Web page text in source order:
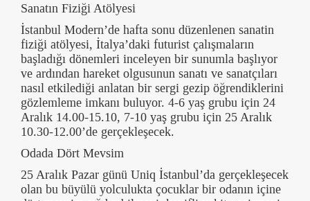
Sanatın Fiziği Atölyesi
İstanbul Modern’de hafta sonu düzenlenen sanatin
fiziği atölyesi, İtalya’daki futurist çalışmaların
başladığı dönemleri inceleyen bir sunumla başlıyor
ve ardından hareket olgusunun sanatı ve sanatçıları
nasıl etkilediği anlatan bir sergi gezip öğrendiklerini
gözlemleme imkanı buluyor. 4-6 yaş grubu için 24
Aralık 14.00-15.10, 7-10 yaş grubu için 25 Aralık
10.30-12.00’de gerçekleşecek.
Odada Dört Mevsim
25 Aralık Pazar günü Uniq İstanbul’da gerçekleşecek
olan bu büyülü yolculukta çocuklar bir odanın içine